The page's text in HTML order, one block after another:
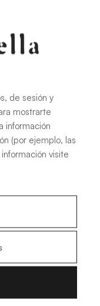
de sesión y
mostrarte
información
(por ejemplo, las
visite